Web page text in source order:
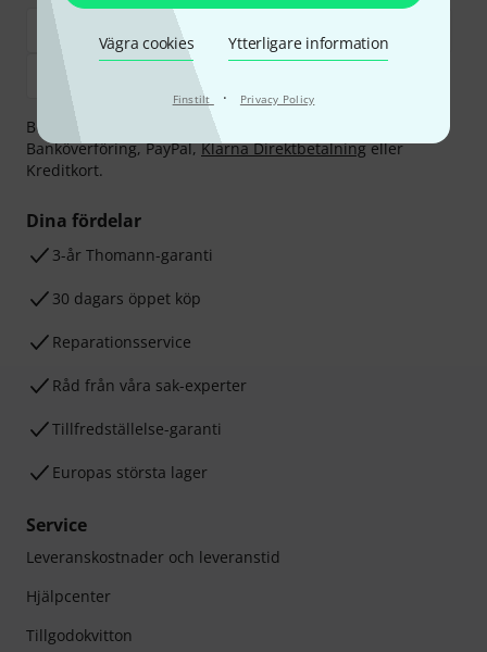
Vägra cookies Ytterligare information
Finstilt · Privacy Policy
Betalningen kan göras tryggt och säkert med
Banköverföring, PayPal,Klarna Direktbetalningeller
Kreditkort.
Dina fördelar
3-år Thomann-garanti
30 dagars öppet köp
Reparationsservice
Råd från våra sak-experter
Tillfredställelse-garanti
Europas största lager
Service
Leveranskostnader och leveranstid
Hjälpcenter
Tillgodokvitton